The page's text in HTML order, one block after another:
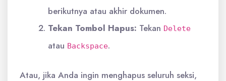
berikutnya atau akhir dokumen.
Tekan Tombol Hapus: Tekan Delete
atau Backspace.
Atau, jika Anda ingin menghapus seluruh seksi,